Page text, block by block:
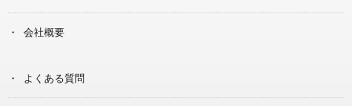
会社概要
よくある質問